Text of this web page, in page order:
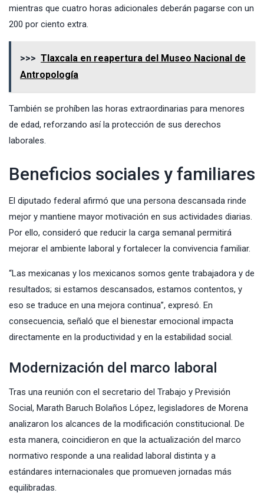
mientras que cuatro horas adicionales deberán pagarse con un
200 por ciento extra.
>>> Tlaxcala en reapertura del Museo Nacional de
Antropología
También se prohíben las horas extraordinarias para menores
de edad, reforzando así la protección de sus derechos
laborales.
Beneficios sociales y familiares
El diputado federal afirmó que una persona descansada rinde
mejor y mantiene mayor motivación en sus actividades diarias.
Por ello, consideró que reducir la carga semanal permitirá
mejorar el ambiente laboral y fortalecer la convivencia familiar.
“Las mexicanas y los mexicanos somos gente trabajadora y de
resultados; si estamos descansados, estamos contentos, y
eso se traduce en una mejora continua”, expresó. En
consecuencia, señaló que el bienestar emocional impacta
directamente en la productividad y en la estabilidad social.
Modernización del marco laboral
Tras una reunión con el secretario del Trabajo y Previsión
Social, Marath Baruch Bolaños López, legisladores de Morena
analizaron los alcances de la modificación constitucional. De
esta manera, coincidieron en que la actualización del marco
normativo responde a una realidad laboral distinta y a
estándares internacionales que promueven jornadas más
equilibradas.